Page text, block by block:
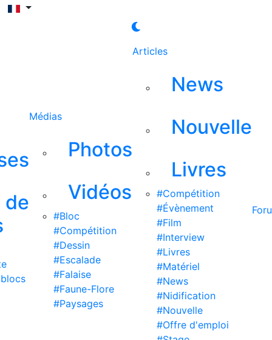
de
Médias
Photos
Vidéos
#Bloc
#Compétition
#Dessin
#Escalade
#Falaise
#Faune-Flore
#Paysages
Articles
News
Nouvelle
Livres
#Compétition
#Évènement
#Film
#Interview
#Livres
#Matériel
#News
#Nidification
#Nouvelle
#Offre d'emploi